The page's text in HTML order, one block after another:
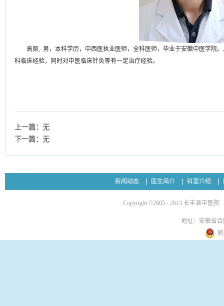
高原, 男，本科学历，中西医执业医师，全科医师，毕业于安徽中医学院
科临床经验，同时对中医临床针灸等有一定治疗经验。
上一篇：无
下一篇：无
新闻动态 医生简介 科室介绍
Copyright ©2005 - 2013 长丰县中医院
地址：安徽省